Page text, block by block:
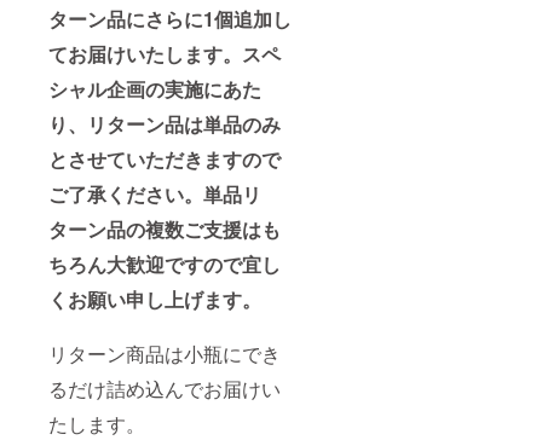
ターン品にさらに1個追加し
てお届けいたします。スペ
シャル企画の実施にあた
り、リターン品は単品のみ
とさせていただきますので
ご了承ください。単品リ
ターン品の複数ご支援はも
ちろん大歓迎ですので宜し
くお願い申し上げます。
リターン商品は小瓶にでき
るだけ詰め込んでお届けい
たします。